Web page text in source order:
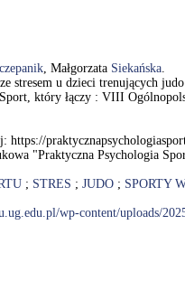
, Małgorzata Siekańska.
stresem u dzieci trenujących
który łączy : VIII
https://
"Praktyczna Psychologia
; STRES ; JUDO ; SPORTY
wp-content/uploads/